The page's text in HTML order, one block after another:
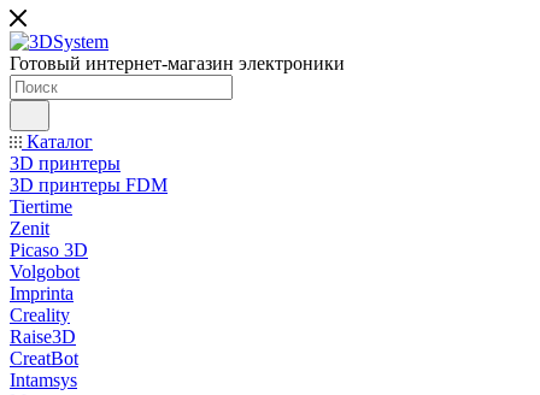
Готовый интернет-магазин электроники
Каталог
3D принтеры
3D принтеры FDM
Tiertime
Zenit
Picaso 3D
Volgobot
Imprinta
Creality
Raise3D
CreatBot
Intamsys